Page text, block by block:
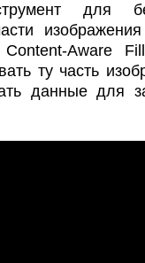
для
Aware
ту часть
данные для